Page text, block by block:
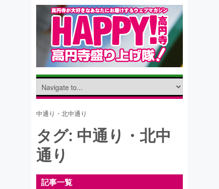
中通り・北中通り
タグ: 中通り・北中
通り
記事一覧